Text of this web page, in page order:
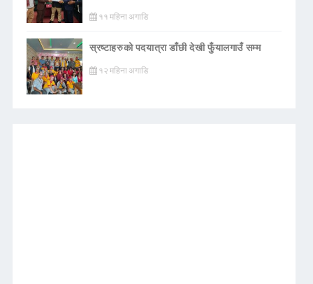
११ महिना अगाडि
स्रष्टाहरुको पदयात्रा डाँछी देखी फुँयालगाउँ सम्म
१२ महिना अगाडि